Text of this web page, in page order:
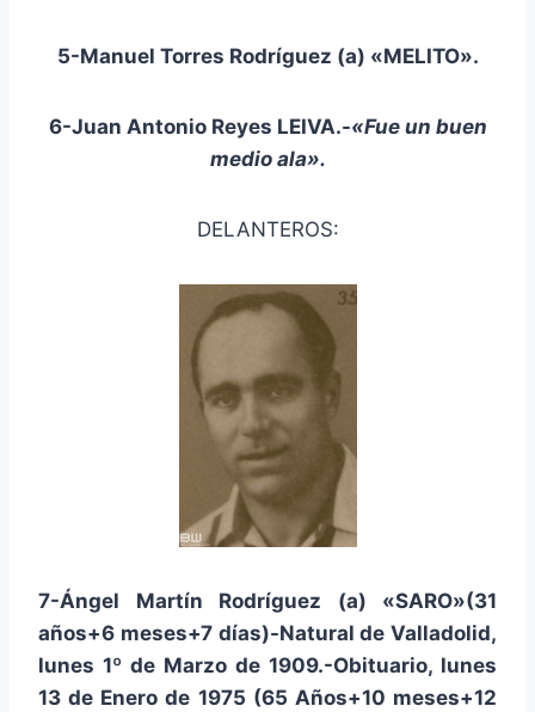
5-Manuel Torres Rodríguez (a) «MELITO».
6-Juan Antonio Reyes LEIVA.-«Fue un buen
medio ala».
DELANTEROS:
7-Ángel Martín Rodríguez (a) «SARO»(31
años+6 meses+7 días)-Natural de Valladolid,
lunes 1º de Marzo de 1909.-Obituario, lunes
13 de Enero de 1975 (65 Años+10 meses+12